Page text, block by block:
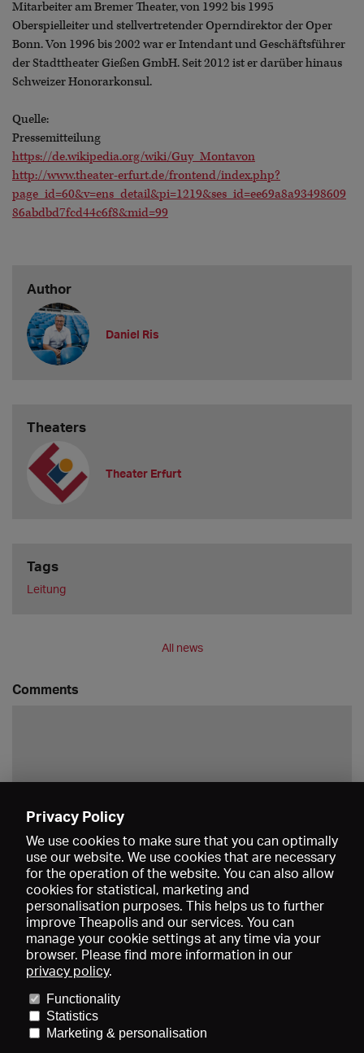
Mitarbeiter am Bremer Theater, von 1992 bis 1995
Oberspielleiter und stellvertretender Operndirektor der Oper
Bonn. Von 1996 bis 2002 war er Intendant und Geschäftsführer
der Stadttheater Gießen GmbH. Seit 2012 ist er darüber hinaus
Schweizer Honorarkonsul.
Quelle:
Pressemitteilung
https://de.wikipedia.org/wiki/Guy_Montavon
http://www.theater-erfurt.de/frontend/index.php?
page_id=60&v=ens_detail&pi=1219&ses_id=ee69a8a93498609
86abdbd7fcd44c6f8&mid=99
Author
Daniel Ris
Theaters
Theater Erfurt
Tags
Leitung
All news
Comments
About us
Imprint
Privacy Policy
We use cookies to make sure that you can optimally
use our website. We use cookies that are necessary
for the operation of the website. You can also allow
cookies for statistical, marketing and
personalisation purposes. This helps us to further
improve Theapolis and our services. You can
manage your cookie settings at any time via your
browser. Please find more information in our
privacy policy.
Functionality
Statistics
Marketing & personalisation